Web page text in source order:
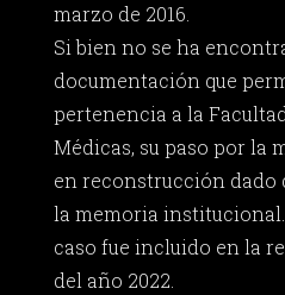
marzo de 2016.
Si bien no se ha
documentación que
pertenencia a la
Médicas, su paso por la
en reconstrucción dado
la memoria institucional.
caso fue incluido en la
del año 2022.